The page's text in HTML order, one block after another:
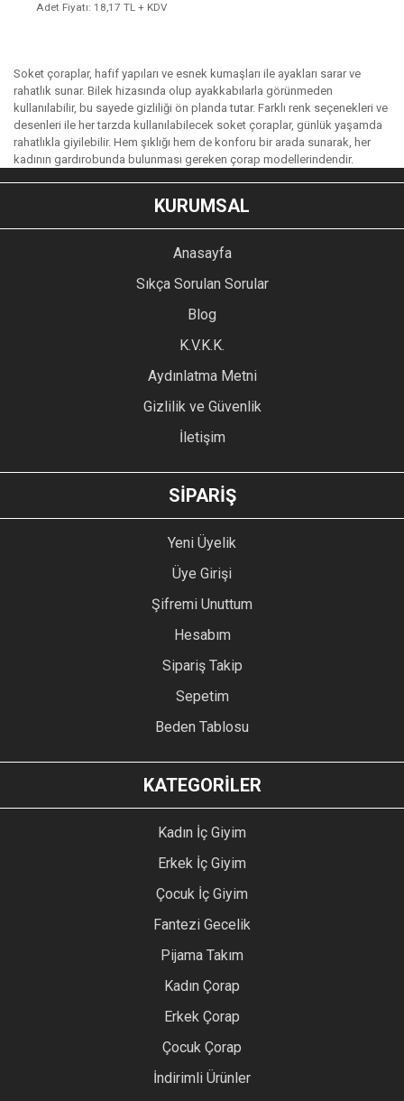
Adet Fiyatı: 18,17 TL + KDV
Soket çoraplar, hafif yapıları ve esnek kumaşları ile ayakları sarar ve
rahatlık sunar. Bilek hizasında olup ayakkabılarla görünmeden
kullanılabilir, bu sayede gizliliği ön planda tutar. Farklı renk seçenekleri ve
desenleri ile her tarzda kullanılabilecek soket çoraplar, günlük yaşamda
rahatlıkla giyilebilir. Hem şıklığı hem de konforu bir arada sunarak, her
kadının gardırobunda bulunması gereken çorap modellerindendir.
KURUMSAL
Anasayfa
Sıkça Sorulan Sorular
Blog
K.V.K.K.
Aydınlatma Metni
Gizlilik ve Güvenlik
İletişim
SİPARİŞ
Yeni Üyelik
Üye Girişi
Şifremi Unuttum
Hesabım
Sipariş Takip
Sepetim
Beden Tablosu
KATEGORİLER
Kadın İç Giyim
Erkek İç Giyim
Çocuk İç Giyim
Fantezi Gecelik
Pijama Takım
Kadın Çorap
Erkek Çorap
Çocuk Çorap
İndirimli Ürünler